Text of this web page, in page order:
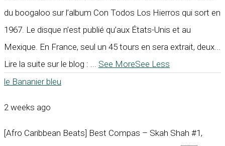
du boogaloo sur l’album Con Todos Los Hierros qui sort en
1967. Le disque n’est publié qu’aux États-Unis et au
Mexique. En France, seul un 45 tours en sera extrait, deux...
Lire la suite sur le blog :
See MoreSee Less
le Bananier bleu
2 weeks ago
[Afro Caribbean Beats] Best Compas – Skah Shah #1,